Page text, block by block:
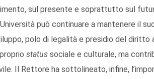
sul presente e soprattutto sul
può continuare a mantenere il
polo di legalità e presidio del diritto
status sociale e culturale, ma
Il Rettore ha sottolineato, infine,